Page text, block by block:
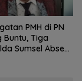
PMH di PN
Buntu, Tiga
Sumsel Absen,